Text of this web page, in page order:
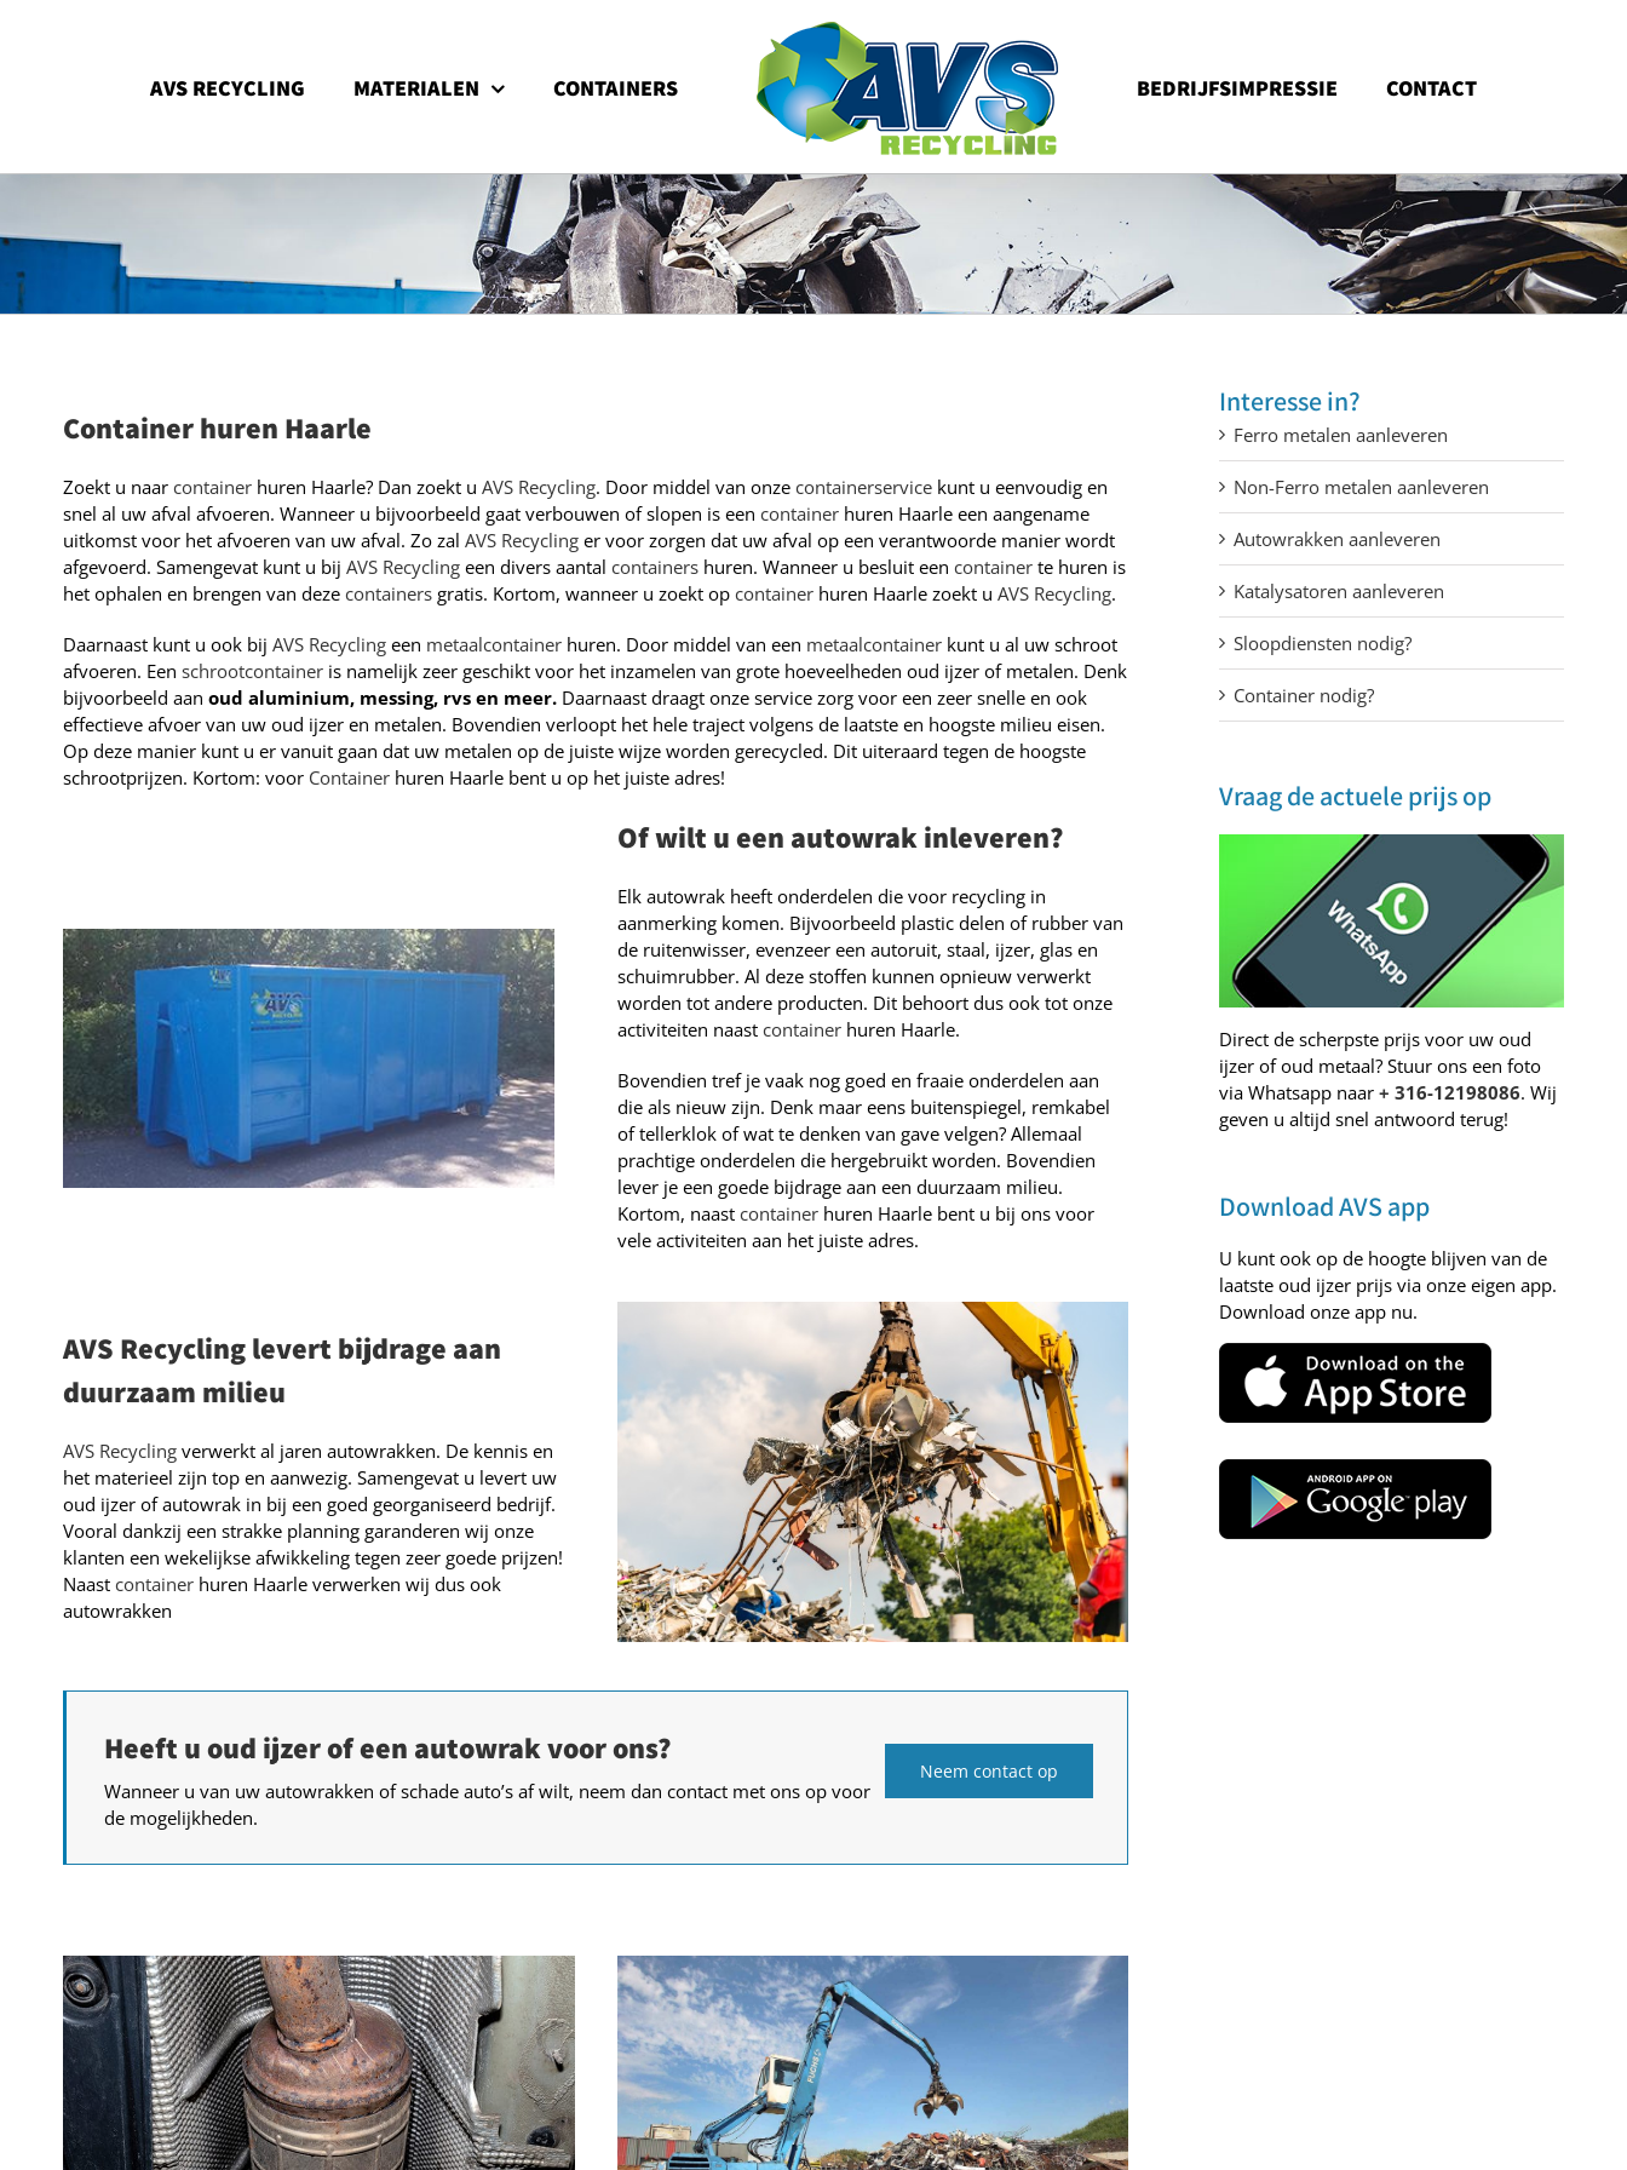
AVS RECYCLING MATERIALEN CONTAINERS BEDRIJFSIMPRESSIE CONTACT
Container huren Haarle
Zoekt u naar container huren Haarle? Dan zoekt u AVS Recycling. Door middel van onze containerservice kunt u eenvoudig en
snel al uw afval afvoeren. Wanneer u bijvoorbeeld gaat verbouwen of slopen is een container huren Haarle een aangename
uitkomst voor het afvoeren van uw afval. Zo zal AVS Recycling er voor zorgen dat uw afval op een verantwoorde manier wordt
afgevoerd. Samengevat kunt u bij AVS Recycling een divers aantal containers huren. Wanneer u besluit een container te huren is
het ophalen en brengen van deze containers gratis. Kortom, wanneer u zoekt op container huren Haarle zoekt u AVS Recycling.
Daarnaast kunt u ook bij AVS Recycling een metaalcontainer huren. Door middel van een metaalcontainer kunt u al uw schroot
afvoeren. Een schrootcontainer is namelijk zeer geschikt voor het inzamelen van grote hoeveelheden oud ijzer of metalen. Denk
bijvoorbeeld aan oud aluminium, messing, rvs en meer. Daarnaast draagt onze service zorg voor een zeer snelle en ook
effectieve afvoer van uw oud ijzer en metalen. Bovendien verloopt het hele traject volgens de laatste en hoogste milieu eisen.
Op deze manier kunt u er vanuit gaan dat uw metalen op de juiste wijze worden gerecycled. Dit uiteraard tegen de hoogste
schrootprijzen. Kortom: voor Container huren Haarle bent u op het juiste adres!
Of wilt u een autowrak inleveren?
Elk autowrak heeft onderdelen die voor recycling in
aanmerking komen. Bijvoorbeeld plastic delen of rubber van
de ruitenwisser, evenzeer een autoruit, staal, ijzer, glas en
schuimrubber. Al deze stoffen kunnen opnieuw verwerkt
worden tot andere producten. Dit behoort dus ook tot onze
activiteiten naast containerhuren Haarle.
Bovendien tref je vaak nog goed en fraaie onderdelen aan
die als nieuw zijn. Denk maar eens buitenspiegel, remkabel
of tellerklok of wat te denken van gave velgen? Allemaal
prachtige onderdelen die hergebruikt worden. Bovendien
lever je een goede bijdrage aan een duurzaam milieu.
Kortom, naast containerhuren Haarle bent u bij ons voor
vele activiteiten aan het juiste adres.
AVS Recycling levert bijdrage aan
duurzaam milieu
AVS Recycling verwerkt al jaren autowrakken. De kennis en
het materieel zijn top en aanwezig. Samengevat u levert uw
oud ijzer of autowrak in bij een goed georganiseerd bedrijf.
Vooral dankzij een strakke planning garanderen wij onze
klanten een wekelijkse afwikkeling tegen zeer goede prijzen!
Naast container huren Haarle verwerken wij dus ook
autowrakken
Neem contact op
Heeft u oud ijzer of een autowrak voor ons?
Wanneer u van uw autowrakken of schade auto’s af wilt, neem dan contact met ons op voor
de mogelijkheden.
Interesse in?
Ferro metalen aanleveren
Non-Ferro metalen aanleveren
Autowrakken aanleveren
Katalysatoren aanleveren
Sloopdiensten nodig?
Container nodig?
Vraag de actuele prijs op
Direct de scherpste prijs voor uw oud
ijzer of oud metaal? Stuur ons een foto
via Whatsapp naar + 316-12198086. Wij
geven u altijd snel antwoord terug!
Download AVS app
U kunt ook op de hoogte blijven van de
laatste oud ijzer prijs via onze eigen app.
Download onze app nu.